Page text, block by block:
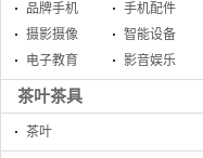
品牌手机
手机配件
摄影摄像
智能设备
电子教育
影音娱乐
茶叶茶具
茶叶